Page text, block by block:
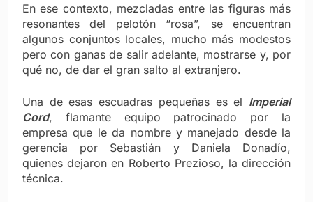
En ese contexto, mezcladas entre las figuras más
resonantes del pelotón “rosa”, se encuentran
algunos conjuntos locales, mucho más modestos
pero con ganas de salir adelante, mostrarse y, por
qué no, de dar el gran salto al extranjero.
Una de esas escuadras pequeñas es el Imperial
Cord, flamante equipo patrocinado por la
empresa que le da nombre y manejado desde la
gerencia por Sebastián y Daniela Donadío,
quienes dejaron en Roberto Prezioso, la dirección
técnica.